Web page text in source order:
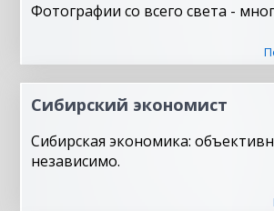
Фотографии со всего света -
Сибирский экономист
Сибирская экономика:
независимо.